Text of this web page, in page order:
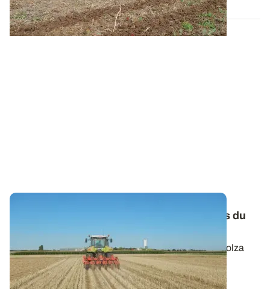
Préparation du sol - Strip-till avant le semis du
: les bons réglages
Le strip-till peut s’envisager en vue d’implanter un colza
sous réserve de respecter...
08 AOÛT 2018